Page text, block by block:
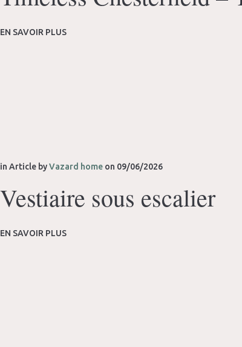
EN SAVOIR PLUS
in Article byVazard home on 09/06/2026
Vestiaire sous escalier
EN SAVOIR PLUS